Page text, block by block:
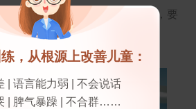
多折几架飞机，只到学会为止，要
，从根源上改善儿童：
| 语言能力弱 | 不会说话
| 脾气暴躁 | 不合群……